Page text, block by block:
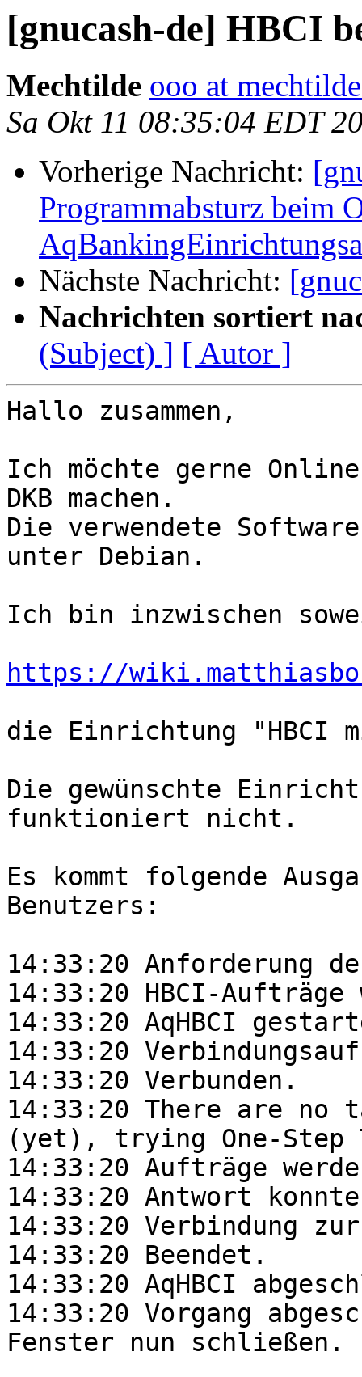
[gnucash-de] HBCI
Mechtilde ooo at
Sa Okt 11 08:35:04 EDT
Vorherige Nachricht:
Programmabsturz beim
Nächste Nachricht:
Nachrichten sortiert
(Subject) ] [ Autor ]
Hallo zusammen,
Ich möchte gerne
DKB machen.
Die verwendete
unter Debian.
Ich bin inzwischen
https://
die Einrichtung "HBCI
Die gewünschte
funktioniert nicht.
Es kommt folgende
Benutzers:
14:33:20 Anforderung
14:33:20 HBCI-Aufträge
14:33:20 AqHBCI
14:33:20
14:33:20 Verbunden.
14:33:20 There are no
(yet), trying One-Step
14:33:20 Aufträge
14:33:20 Antwort
14:33:20 Verbindung
14:33:20 Beendet.
14:33:20 AqHBCI
14:33:20 Vorgang
Fenster nun schließen.